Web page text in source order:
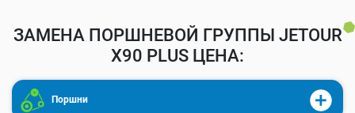
ЗАМЕНА ПОРШНЕВОЙ ГРУППЫ JETOUR
X90 PLUS ЦЕНА:
Поршни